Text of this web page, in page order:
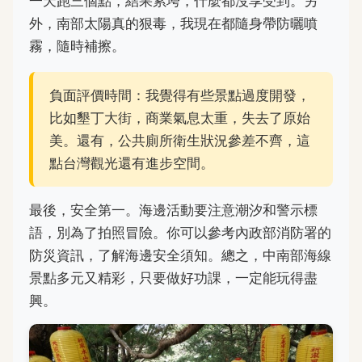
外，南部太陽真的狠毒，我現在都隨身帶防曬噴
霧，隨時補擦。
負面評價時間：我覺得有些景點過度開發，
比如墾丁大街，商業氣息太重，失去了原始
美。還有，公共廁所衛生狀況參差不齊，這
點台灣觀光還有進步空間。
最後，安全第一。海邊活動要注意潮汐和警示標
語，別為了拍照冒險。你可以參考內政部消防署的
防災資訊，了解海邊安全須知。總之，中南部海線
景點多元又精彩，只要做好功課，一定能玩得盡
興。